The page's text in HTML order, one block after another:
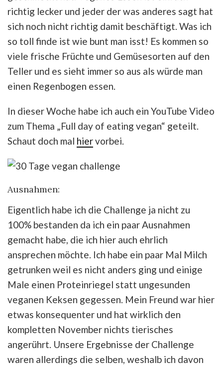
richtig lecker und jeder der was anderes sagt hat
sich noch nicht richtig damit beschäftigt. Was ich
so toll finde ist wie bunt man isst! Es kommen so
viele frische Früchte und Gemüsesorten auf den
Teller und es sieht immer so aus als würde man
einen Regenbogen essen.
In dieser Woche habe ich auch ein YouTube Video
zum Thema „Full day of eating vegan“ geteilt.
Schaut doch mal hiervorbei.
Ausnahmen:
Eigentlich habe ich die Challenge ja nicht zu
100% bestanden da ich ein paar Ausnahmen
gemacht habe, die ich hier auch ehrlich
ansprechen möchte. Ich habe ein paar Mal Milch
getrunken weil es nicht anders ging und einige
Male einen Proteinriegel statt ungesunden
veganen Keksen gegessen. Mein Freund war hier
etwas konsequenter und hat wirklich den
kompletten November nichts tierisches
angerührt. Unsere Ergebnisse der Challenge
waren allerdings die selben, weshalb ich davon